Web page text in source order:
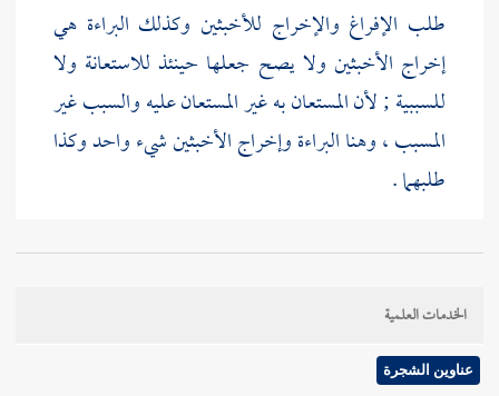
طلب الإفراغ والإخراج للأخبثين وكذلك البراءة هي
إخراج الأخبثين ولا يصح جعلها حينئذ للاستعانة ولا
للسببية ; لأن المستعان به غير المستعان عليه والسبب غير
المسبب ، وهنا البراءة وإخراج الأخبثين شيء واحد وكذا
طلبهما .
وأما إن جعلنا السين والتاء في الاستبراء للطلب وفي
الاستفراغ زائدتين كانت الباء للسببية أو للاستعانة أي
ووجب طلب البراءة بتفريغ المحلين من الأخبثين وبعض
الشراح جعل الباء في كلام
الخدمات العلمية
عناوين الشجرة